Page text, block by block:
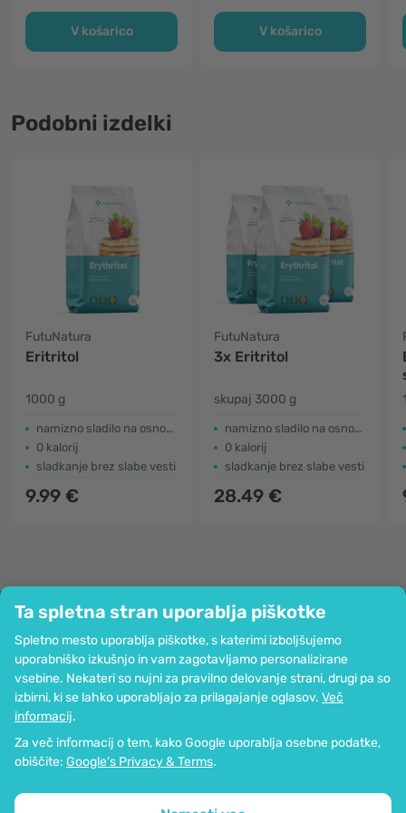
Ta spletna stran uporablja piškotke
Spletno mesto uporablja piškotke, s katerimi izboljšujemo
uporabniško izkušnjo in vam zagotavljamo personalizirane
vsebine. Nekateri so nujni za pravilno delovanje strani, drugi pa so
izbirni, ki se lahko uporabljajo za prilagajanje oglasov. Več
informacij.
Za več informacij o tem, kako Google uporablja osebne podatke,
obiščite: Google’s Privacy & Terms.
V košarico V košarico
Podobni izdelki
FutuNatura
Eritritol
1000 g
namizno sladilo na osnovi eritritola
0 kalorij
sladkanje brez slabe vesti
9.99 €
FutuNatura
3x Eritritol
skupaj 3000 g
namizno sladilo na osnovi eritritola
0 kalorij
sladkanje brez slabe vesti
28.49 €
Podjetje
Informacije
Pridružite se nam
Pomoč in naročila
Možnost kartičnega plačevanja. Zagotovljena zaščita osebnih podatkov
preko SSL-kodiranja.
Zemljevid strani